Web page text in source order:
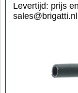
Levertijd: prijs
sales@brigatti.nl